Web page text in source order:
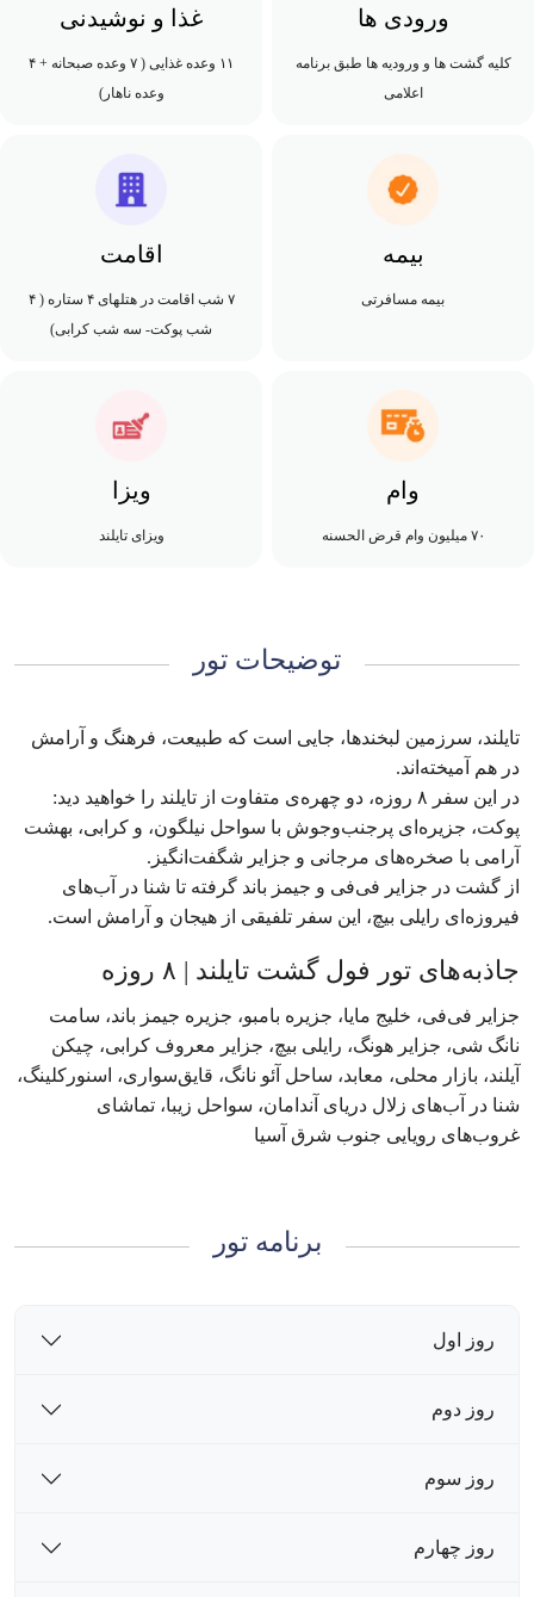
ورودی ها
کلیه گشت ها و ورودیه ها طبق برنامه
اعلامی
غذا و نوشیدنی
۱۱ وعده غذایی ( ۷ وعده صبحانه + ۴
وعده ناهار)
بیمه
بیمه مسافرتی
اقامت
۷ شب اقامت در هتلهای ۴ ستاره ( ۴
شب پوکت- سه شب کرابی)
وام
۷۰ میلیون وام قرض الحسنه
ویزا
ویزای تایلند
توضیحات تور
تایلند، سرزمین لبخندها، جایی است که طبیعت، فرهنگ و آرامش
در هم آمیخته‌اند.
در این سفر ۸ روزه، دو چهره‌ی متفاوت از تایلند را خواهید دید:
پوکت، جزیره‌ای پرجنب‌وجوش با سواحل نیلگون، و کرابی، بهشت
آرامی با صخره‌های مرجانی و جزایر شگفت‌انگیز.
از گشت در جزایر فی‌فی و جیمز باند گرفته تا شنا در آب‌های
فیروزه‌ای رایلی بیچ، این سفر تلفیقی از هیجان و آرامش است.
جاذبه‌های تور فول گشت تایلند | ۸ روزه
جزایر فی‌فی، خلیج مایا، جزیره بامبو، جزیره جیمز باند، سامت
نانگ شی، جزایر هونگ، رایلی بیچ، جزایر معروف کرابی، چیکن
آیلند، بازار محلی، معابد، ساحل آئو نانگ، قایق‌سواری، اسنورکلینگ،
شنا در آب‌های زلال دریای آندامان، سواحل زیبا، تماشای
غروب‌های رویایی جنوب شرق آسیا
برنامه تور
روز اول
روز دوم
روز سوم
روز چهارم